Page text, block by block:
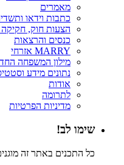
מאמרים
כתבות וידאו
הצעות חוק, חקיקה
כנסים והרצאות
MARRY אזרחי
מילון המשפחה
נתונים מידע
אודות
לתרומה
מדיניות הפרטיות
שימו לב!
כל התכנים באתר זה